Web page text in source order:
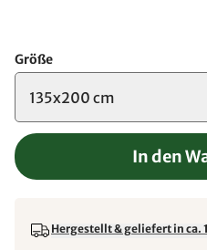
Größe
135x200 cm
In den
Hergestellt & geliefert in ca.